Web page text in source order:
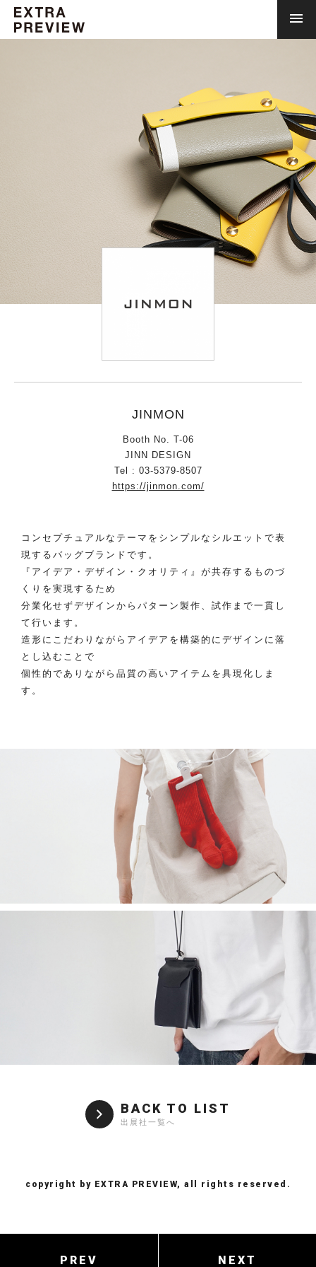
JINMON
Booth No. T-06
JINN DESIGN
Tel : 03-5379-8507
https://jinmon.com/
コンセプチュアルなテーマをシンプルなシルエットで表
現するバッグブランドです。
『アイデア・デザイン・クオリティ』が共存するものづ
くりを実現するため
分業化せずデザインからパターン製作、試作まで一貫し
て行います。
造形にこだわりながらアイデアを構築的にデザインに落
とし込むことで
個性的でありながら品質の高いアイテムを具現化しま
す。
NEXT
PREV
BACK TO LIST
出展社一覧へ
copyright by EXTRA PREVIEW, all rights reserved.